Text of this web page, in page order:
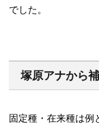
でした。
塚原アナから
固定種・在来種は例